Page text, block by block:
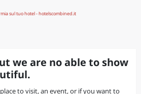
we are no able to show
to visit, an event, or if you want to